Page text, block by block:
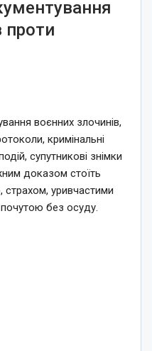
проти
воєнних злочинів,
кримінальні
супутникові знімки
доказом стоїть
уривчастими
без осуду.